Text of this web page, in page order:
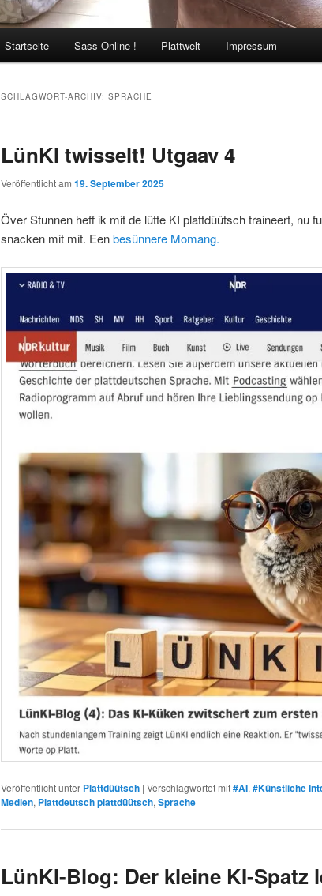
Startseite Sass-Online ! Plattwelt Impressum
SCHLAGWORT-ARCHIV: SPRACHE
LünKI twisselt! Utgaav 4
Veröffentlicht am 19. September 2025
Över Stunnen heff ik mit de lütte KI plattdüütsch traineert, nu
snacken mit mit. Eenbesünnere Momang.
Veröffentlicht unter Plattdüütsch | Verschlagwortet mit#AI,#Künstliche
Medien, Plattdeutsch plattdüütsch,Sprache
LünKI-Blog: Der kleine KI-Spatz